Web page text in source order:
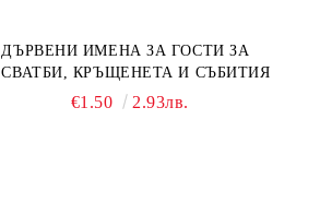
ДЪРВЕНИ ИМЕНА ЗА ГОСТИ ЗА
СВАТБИ, КРЪЩЕНЕТА И СЪБИТИЯ
€1.50 2.93лв.